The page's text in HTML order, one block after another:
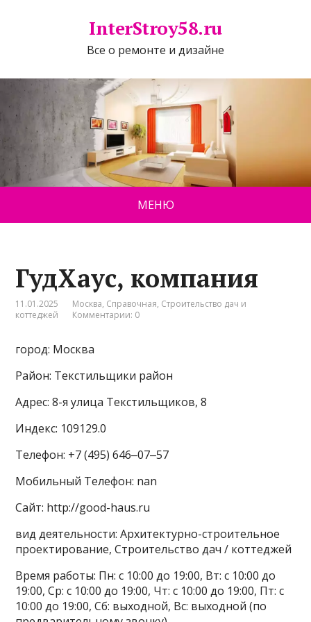
InterStroy58.ru
Все о ремонте и дизайне
МЕНЮ
ГудХаус, компания
11.01.2025 Москва, Справочная, Строительство дач и
коттеджей
Комментарии: 0
город: Москва
Район: Текстильщики район
Адрес: 8-я улица Текстильщиков, 8
Индекс: 109129.0
Телефон: +7 (495) 646‒07‒57
Мобильный Телефон: nan
Сайт: http://good-haus.ru
вид деятельности: Архитектурно-строительное
проектирование, Строительство дач / коттеджей
Время работы: Пн: с 10:00 до 19:00, Вт: с 10:00 до
19:00, Ср: с 10:00 до 19:00, Чт: с 10:00 до 19:00, Пт: с
10:00 до 19:00, Сб: выходной, Вс: выходной (по